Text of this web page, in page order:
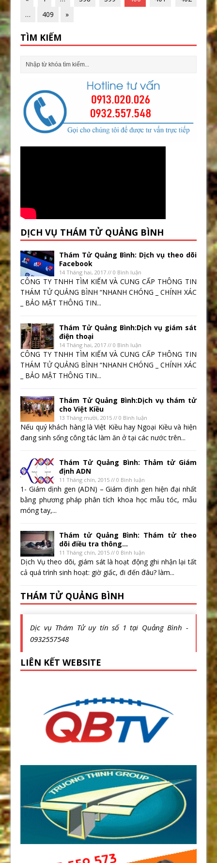
…
409 »
TÌM KIẾM
DỊCH VỤ THÁM TỬ QUẢNG BÌNH
Thám Tử Quảng Bình: Dịch vụ theo dõi
Facebook
14 Tháng hai, 2017 // 0 Bình luận
CÔNG TY TNHH TÌM KIẾM VÀ CUNG CẤP THÔNG TIN
THÁM TỬ QUẢNG BÌNH “NHANH CHÓNG _ CHÍNH XÁC
_ BẢO MẬT THÔNG TIN...
Thám Tử Quảng Bình:Dịch vụ giám sát
điện thoại
14 Tháng hai, 2017 // 0 Bình luận
CÔNG TY TNHH TÌM KIẾM VÀ CUNG CẤP THÔNG TIN
THÁM TỬ QUẢNG BÌNH “NHANH CHÓNG _ CHÍNH XÁC
_ BẢO MẬT THÔNG TIN...
Thám Tử Quảng Bình:Dịch vụ thám tử
cho Việt Kiều
13 Tháng mười, 2015 // 0 Bình luận
Nếu quý khách hàng là Việt Kiều hay Ngoại Kiều và hiện
đang sinh sống công tác làm ăn ở tại các nước trên...
Thám Tử Quảng Bình: Thảm tử Giám
định ADN
11 Tháng chín, 2015 // 0 Bình luận
1- Giám dịnh gen (ADN) – Giám định gen hiện đại nhất
bằng phương pháp phân tích khoa học mẫu tóc, mẫu
móng tay,...
Thám tử Quảng Bình: Thám tử theo
dõi điều tra thông...
11 Tháng chín, 2015 // 0 Bình luận
Dịch Vụ theo dõi, giám sát là hoạt động ghi nhận lại tất
cả quá trình sinh hoạt: giờ giấc, đi đến đâu? làm...
THÁM TỬ QUẢNG BÌNH
Dịc vụ Thám Tử uy tín số 1 tại Quảng Bình -
0932557548
LIÊN KẾT WEBSITE